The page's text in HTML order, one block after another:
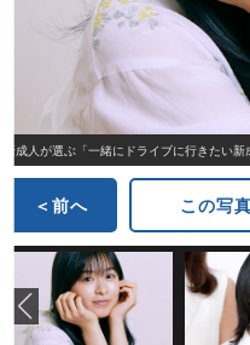
新成人が選ぶ「一緒にドライブに行きたい
＜前へ この写